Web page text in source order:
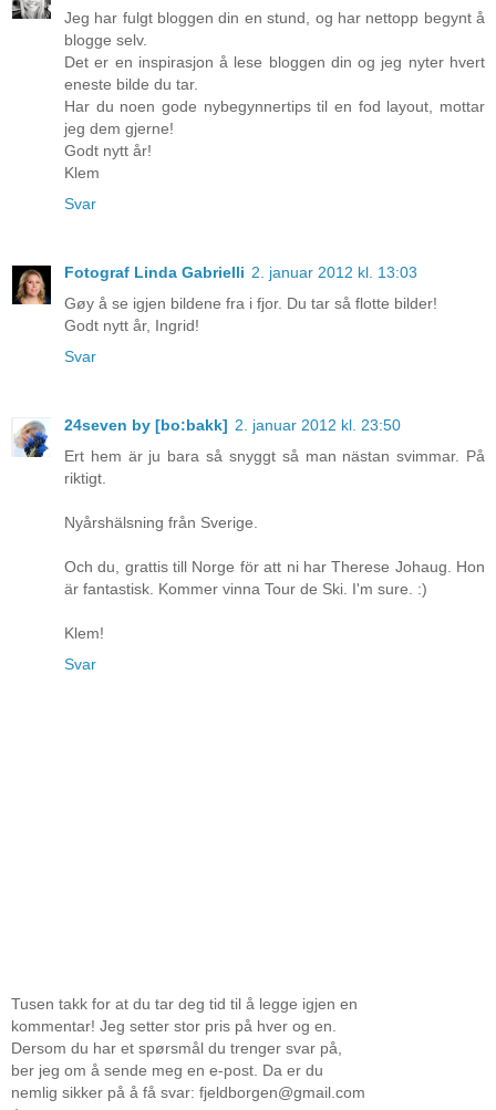
Jeg har fulgt bloggen din en stund, og har nettopp begynt å
blogge selv.
Det er en inspirasjon å lese bloggen din og jeg nyter hvert
eneste bilde du tar.
Har du noen gode nybegynnertips til en fod layout, mottar
jeg dem gjerne!
Godt nytt år!
Klem
Svar
Fotograf Linda Gabrielli 2. januar 2012 kl. 13:03
Gøy å se igjen bildene fra i fjor. Du tar så flotte bilder!
Godt nytt år, Ingrid!
Svar
24seven by [bo:bakk] 2. januar 2012 kl. 23:50
Ert hem är ju bara så snyggt så man nästan svimmar. På
riktigt.
Nyårshälsning från Sverige.
Och du, grattis till Norge för att ni har Therese Johaug. Hon
är fantastisk. Kommer vinna Tour de Ski. I'm sure. :)
Klem!
Svar
Tusen takk for at du tar deg tid til å legge igjen en
kommentar! Jeg setter stor pris på hver og en.
Dersom du har et spørsmål du trenger svar på,
ber jeg om å sende meg en e-post. Da er du
nemlig sikker på å få svar: fjeldborgen@gmail.com